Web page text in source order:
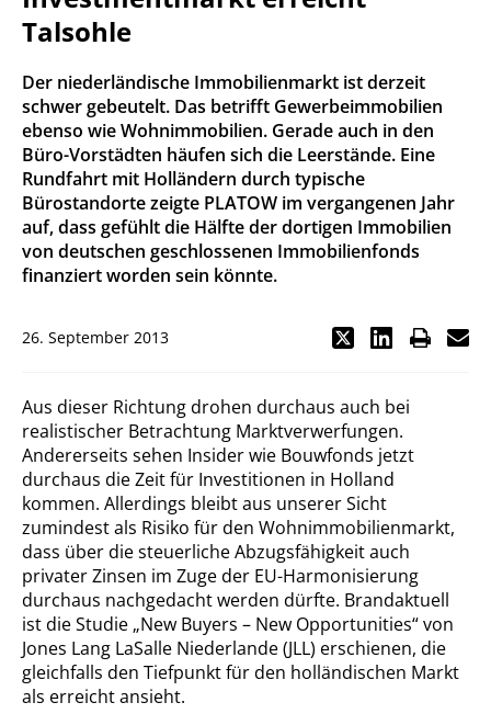
Talsohle
Der niederländische Immobilienmarkt ist derzeit
schwer gebeutelt. Das betrifft Gewerbeimmobilien
ebenso wie Wohnimmobilien. Gerade auch in den
Büro-Vorstädten häufen sich die Leerstände. Eine
Rundfahrt mit Holländern durch typische
Bürostandorte zeigte PLATOW im vergangenen Jahr
auf, dass gefühlt die Hälfte der dortigen Immobilien
von deutschen geschlossenen Immobilienfonds
finanziert worden sein könnte.
26. September 2013
Aus dieser Richtung drohen durchaus auch bei
realistischer Betrachtung Marktverwerfungen.
Andererseits sehen Insider wie Bouwfonds jetzt
durchaus die Zeit für Investitionen in Holland
kommen. Allerdings bleibt aus unserer Sicht
zumindest als Risiko für den Wohnimmobilienmarkt,
dass über die steuerliche Abzugsfähigkeit auch
privater Zinsen im Zuge der EU-Harmonisierung
durchaus nachgedacht werden dürfte. Brandaktuell
ist die Studie „New Buyers – New Opportunities“ von
Jones Lang LaSalle Niederlande (JLL) erschienen, die
gleichfalls den Tiefpunkt für den holländischen Markt
als erreicht ansieht.